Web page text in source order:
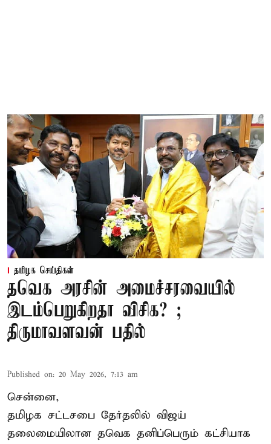
தமிழக செய்திகள்
தவெக அரசின் அமைச்சரவையில்
இடம்பெறுகிறதா விசிக? ;
திருமாவளவன் பதில்
Published on: 20 May 2026, 7:13 am
சென்னை,
தமிழக சட்டசபை தேர்தலில் விஜய்
தலைமையிலான தவெக தனிப்பெரும் கட்சியாக